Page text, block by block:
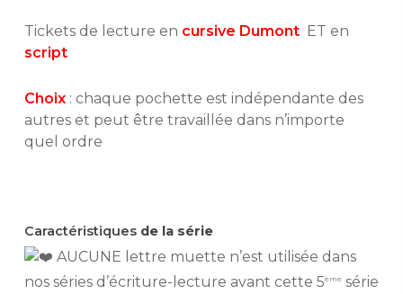
Tickets de lecture en cursive Dumont ET en
script
Choix : chaque pochette est indépendante des
autres et peut être travaillée dans n’importe
quel ordre
Caractéristiquesde la série
AUCUNE lettre muette n’est utilisée dans
nos séries d’écriture-lecture avant cette 5ème série